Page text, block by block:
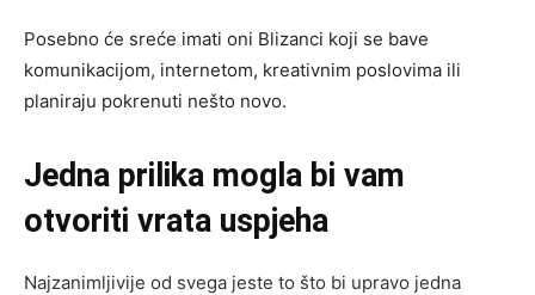
Posebno će sreće imati oni Blizanci koji se bave
komunikacijom, internetom, kreativnim poslovima ili
planiraju pokrenuti nešto novo.
Jedna prilika mogla bi vam
otvoriti vrata uspjeha
Najzanimljivije od svega jeste to što bi upravo jedna